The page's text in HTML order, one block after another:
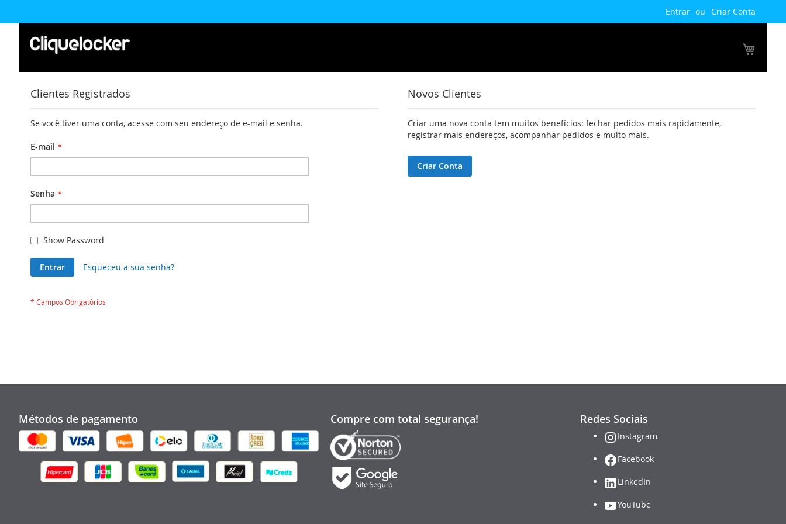
para
o
conteúdo
Entrar Criar Conta
Clientes Registrados
Se você tiver uma conta, acesse com seu endereço de e-mail e senha.
E-mail
Senha
Show Password
Entrar Esqueceu a sua senha?
Novos Clientes
Criar uma nova conta tem muitos benefícios: fechar pedidos mais rapidamente,
registrar mais endereços, acompanhar pedidos e muito mais.
Criar Conta
Métodos de pagamento Compre com total segurança! Redes Sociais
Instagram
Facebook
LinkedIn
YouTube